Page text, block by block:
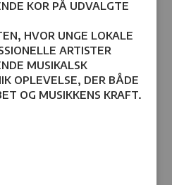
kor på udvalgte
hvor unge lokale
artister
musikalsk
oplevelse, der både
og musikkens kraft.